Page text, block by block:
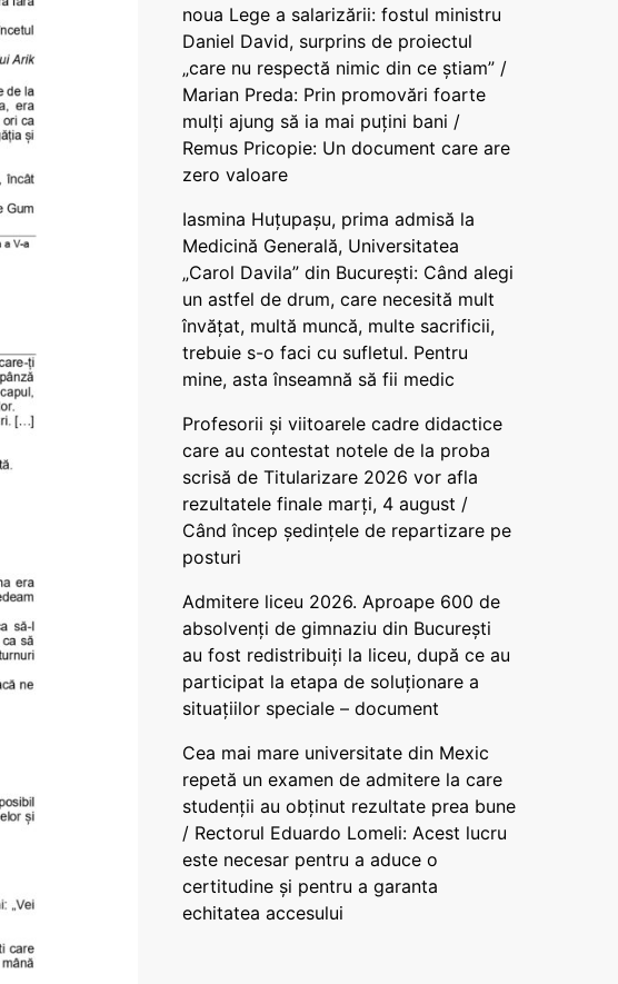
noua Lege a salarizării: fostul ministru
Daniel David, surprins de proiectul
„care nu respectă nimic din ce știam” /
Marian Preda: Prin promovări foarte
mulți ajung să ia mai puțini bani /
Remus Pricopie: Un document care are
zero valoare
Iasmina Huțupașu, prima admisă la
Medicină Generală, Universitatea
„Carol Davila” din București: Când alegi
un astfel de drum, care necesită mult
învățat, multă muncă, multe sacrificii,
trebuie s-o faci cu sufletul. Pentru
mine, asta înseamnă să fii medic
Profesorii și viitoarele cadre didactice
care au contestat notele de la proba
scrisă de Titularizare 2026 vor afla
rezultatele finale marți, 4 august /
Când încep ședințele de repartizare pe
posturi
Admitere liceu 2026. Aproape 600 de
absolvenți de gimnaziu din București
au fost redistribuiți la liceu, după ce au
participat la etapa de soluționare a
situațiilor speciale – document
Cea mai mare universitate din Mexic
repetă un examen de admitere la care
studenții au obținut rezultate prea bune
/ Rectorul Eduardo Lomeli: Acest lucru
este necesar pentru a aduce o
certitudine şi pentru a garanta
echitatea accesului